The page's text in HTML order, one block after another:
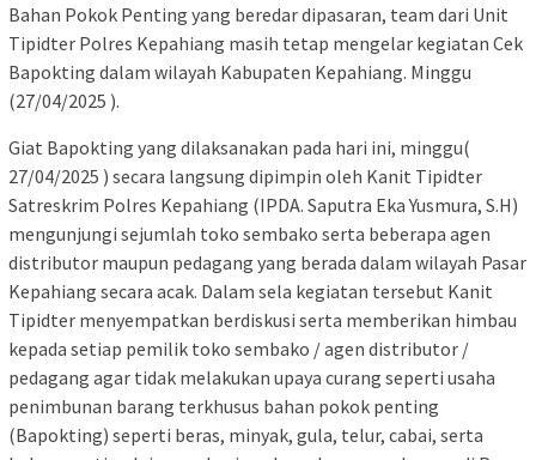
Bahan Pokok Penting yang beredar dipasaran, team dari Unit
Tipidter Polres Kepahiang masih tetap mengelar kegiatan Cek
Bapokting dalam wilayah Kabupaten Kepahiang. Minggu
(27/04/2025 ).
Giat Bapokting yang dilaksanakan pada hari ini, minggu(
27/04/2025 ) secara langsung dipimpin oleh Kanit Tipidter
Satreskrim Polres Kepahiang (IPDA. Saputra Eka Yusmura, S.H)
mengunjungi sejumlah toko sembako serta beberapa agen
distributor maupun pedagang yang berada dalam wilayah Pasar
Kepahiang secara acak. Dalam sela kegiatan tersebut Kanit
Tipidter menyempatkan berdiskusi serta memberikan himbau
kepada setiap pemilik toko sembako / agen distributor /
pedagang agar tidak melakukan upaya curang seperti usaha
penimbunan barang terkhusus bahan pokok penting
(Bapokting) seperti beras, minyak, gula, telur, cabai, serta